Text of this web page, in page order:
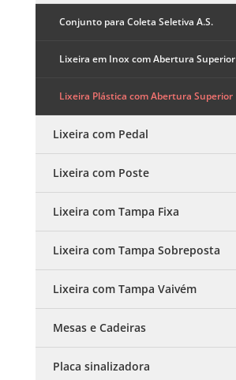
Conjunto para Coleta Seletiva A.S.
Lixeira em Inox com Abertura Superior
Lixeira Plástica com Abertura Superior
Lixeira com Pedal
Lixeira com Poste
Lixeira com Tampa Fixa
Lixeira com Tampa Sobreposta
Lixeira com Tampa Vaivém
Mesas e Cadeiras
Placa sinalizadora